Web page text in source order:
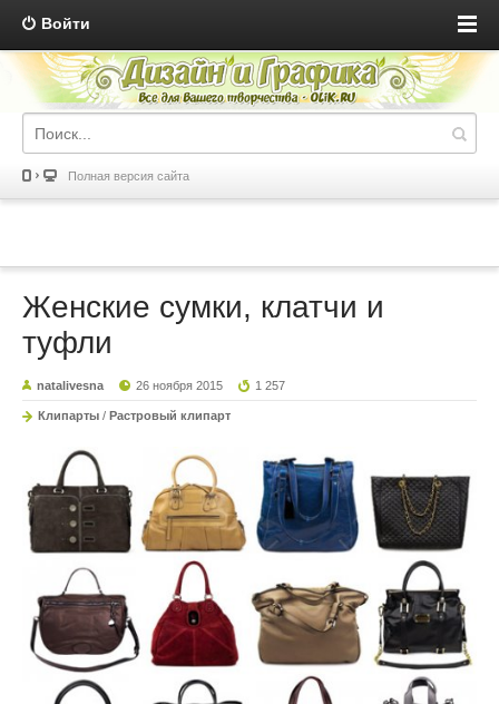
Войти
Полная версия сайта
Женские сумки, клатчи и
туфли
natalivesna 26 ноября 2015 1 257
Клипарты / Растровый клипарт